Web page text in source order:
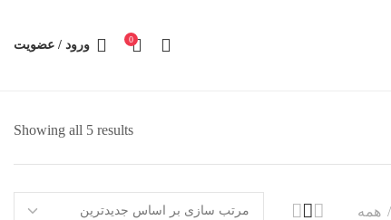
0 ورود / عضویت
Showing all 5 results
همه